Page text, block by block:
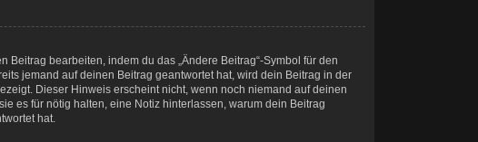
bearbeiten, indem du das „Ändere Beitrag“-Symbol für den
jemand auf deinen Beitrag geantwortet hat, wird dein Beitrag in der
Dieser Hinweis erscheint nicht, wenn noch niemand auf deinen
es für nötig halten, eine Notiz hinterlassen, warum dein Beitrag
hat.